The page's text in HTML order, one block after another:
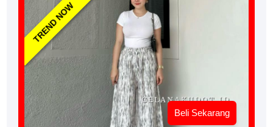
TREND NOW
Beli Sekarang